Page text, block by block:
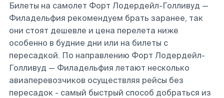
Билеты на самолет Форт Лодердейл-Голливуд —
Филадельфия рекомендуем брать заранее, так
они стоят дешевле и цена перелета ниже
особенно в будние дни или на билеты с
пересадкой. По направлению Форт Лодердейл-
Голливуд — Филадельфия летают несколько
авиаперевозчиков осуществляя рейсы без
пересадок - самый быстрый способ добраться из